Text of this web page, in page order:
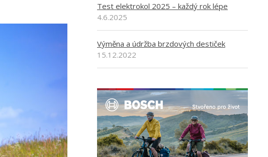
Test elektrokol 2025 – každý rok lépe
4.6.2025
Výměna a údržba brzdových destiček
15.12.2022